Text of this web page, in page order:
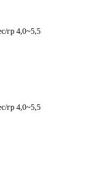
гр 4,0~5,5
гр 4,0~5,5